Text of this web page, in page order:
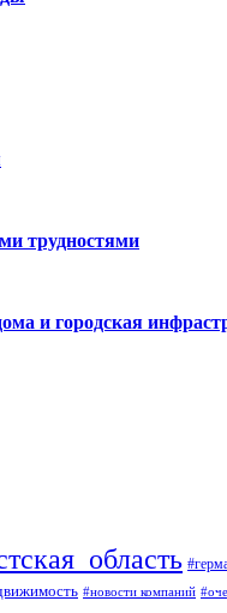
трудностями
и городская
#новости компаний